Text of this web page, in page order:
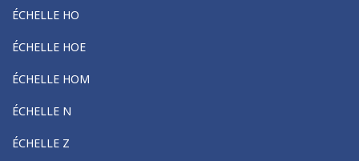
ÉCHELLE HO
ÉCHELLE HOE
ÉCHELLE HOM
ÉCHELLE N
ÉCHELLE Z